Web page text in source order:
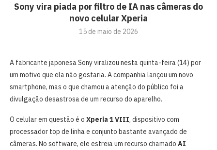
Sony vira piada por filtro de IA nas câmeras do
novo celular Xperia
15 de maio de 2026
A fabricante japonesa Sony viralizou nesta quinta-feira (14) por
um motivo que ela não gostaria. A companhia lançou um novo
smartphone, mas o que chamou a atenção do público foi a
divulgação desastrosa de um recurso do aparelho.
O celular em questão é o Xperia 1 VIII, dispositivo com
processador top de linha e conjunto bastante avançado de
câmeras. No software, ele estreia um recurso chamado AI